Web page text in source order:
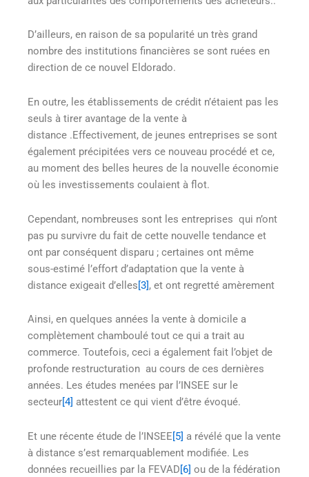
D’ailleurs, en raison de sa popularité un très grand
nombre des institutions financières se sont ruées en
direction de ce nouvel Eldorado.
En outre, les établissements de crédit n’étaient pas les
seuls à tirer avantage de la vente à
distance .Effectivement, de jeunes entreprises se sont
également précipitées vers ce nouveau procédé et ce,
au moment des belles heures de la nouvelle économie
où les investissements coulaient à flot.
Cependant, nombreuses sont les entreprises qui n’ont
pas pu survivre du fait de cette nouvelle tendance et
ont par conséquent disparu ; certaines ont même
sous-estimé l’effort d’adaptation que la vente à
distance exigeait d’elles[3], et ont regretté amèrement
Ainsi, en quelques années la vente à domicile a
complètement chamboulé tout ce qui a trait au
commerce. Toutefois, ceci a également fait l’objet de
profonde restructuration au cours de ces dernières
années. Les études menées par l’INSEE sur le
secteur[4] attestent ce qui vient d’être évoqué.
Et une récente étude de l’INSEE[5] a révélé que la vente
à distance s’est remarquablement modifiée. Les
données recueillies par la FEVAD[6] ou de la fédération